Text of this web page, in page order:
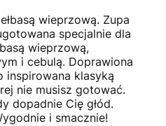
wieprzową. Zupa
specjalnie dla
wieprzową,
i cebulą. Doprawiona
inspirowana klasyką
nie musisz gotować.
dopadnie Cię głód.
i smacznie!